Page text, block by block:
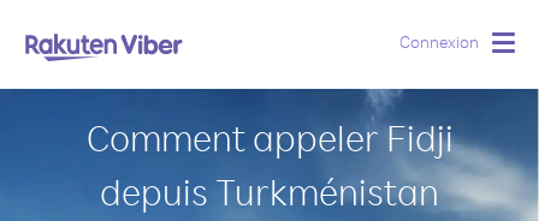
Connexion
Comment appeler Fidji
depuis Turkménistan